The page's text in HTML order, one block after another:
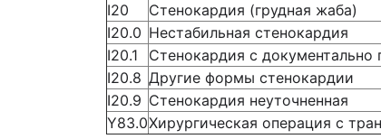
I20
Стенокардия (грудная жаба)
I20.0 Нестабильная стенокардия
I20.1
Стенокардия с
I20.8 Другие формы стенокардии
I20.9 Стенокардия неуточненная
Y83.0Хирургическая операция с